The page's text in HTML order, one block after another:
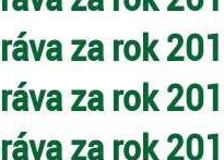
za rok
za rok
za rok